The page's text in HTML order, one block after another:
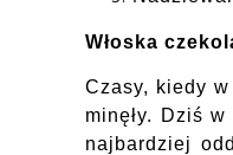
Włoska
Czasy, kiedy
minęły. Dziś
najbardziej